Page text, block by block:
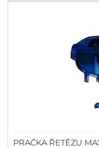
PRAČKA ŘETĚZU